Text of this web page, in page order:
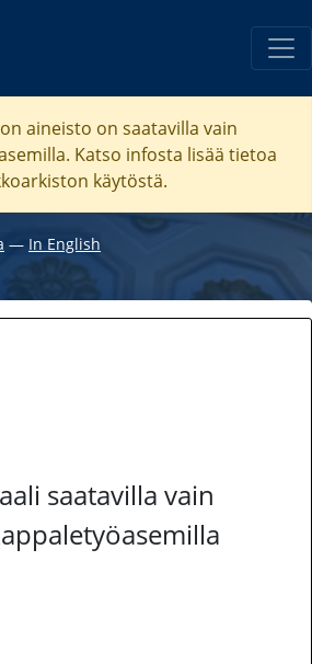
aineisto on saatavilla vain
Katso infosta lisää tietoa
käytöstä.
― In English
saatavilla vain